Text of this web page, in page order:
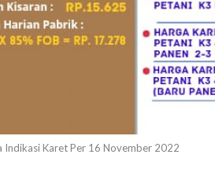
Indikasi Karet Per 16 November 2022